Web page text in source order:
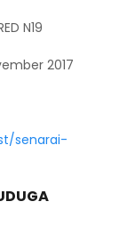
N19
2017
senarai-